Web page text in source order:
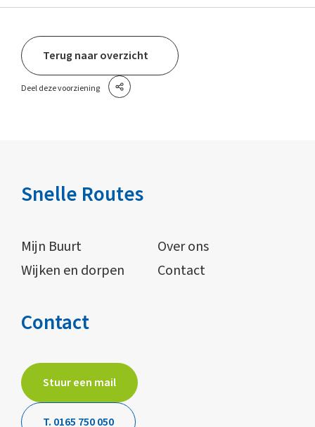
Terug naar overzicht
Deel deze voorziening
Snelle Routes
Mijn Buurt
Over ons
Wijken en dorpen
Contact
Contact
Stuur een mail
T. 0165 750 050